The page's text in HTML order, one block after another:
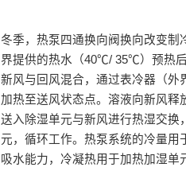
冬季，热泵四通换向阀换向改变制
界提供的热水（40℃/ 35℃）预热
新风与回风混合，通过表冷器（
加热至送风状态点。溶液向新风释
送入除湿单元与新风进行热湿交换
元，循环工作。热泵系统的冷量用
吸水能力，冷凝热用于加热加湿单